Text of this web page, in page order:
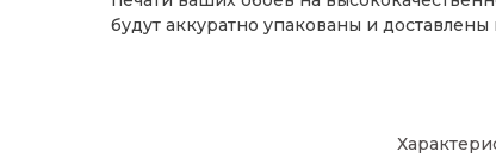
будут аккуратно упакованы и